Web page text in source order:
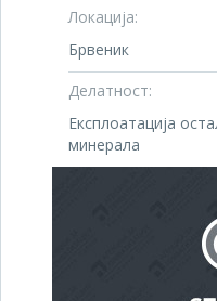
Локација:
Брвеник
Делатност:
Експлоатација
минерала